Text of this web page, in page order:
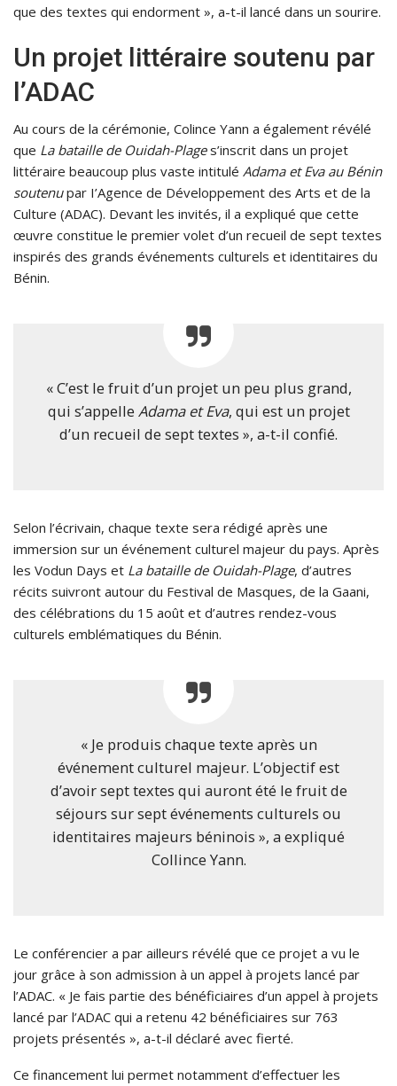
que des textes qui endorment », a-t-il lancé dans un sourire.
Un projet littéraire soutenu par
l’ADAC
Au cours de la cérémonie, Colince Yann a également révélé
que La bataille de Ouidah-Plages’inscrit dans un projet
littéraire beaucoup plus vaste intitulé Adama et Eva au Bénin
soutenupar I’Agence de Développement des Arts et de la
Culture (ADAC). Devant les invités, il a expliqué que cette
œuvre constitue le premier volet d’un recueil de sept textes
inspirés des grands événements culturels et identitaires du
Bénin.
« C’est le fruit d’un projet un peu plus grand,
qui s’appelle Adama et Eva, qui est un projet
d’un recueil de sept textes », a-t-il confié.
Selon l’écrivain, chaque texte sera rédigé après une
immersion sur un événement culturel majeur du pays. Après
les Vodun Days et La bataille de Ouidah-Plage, d’autres
récits suivront autour du Festival de Masques, de la Gaani,
des célébrations du 15 août et d’autres rendez-vous
culturels emblématiques du Bénin.
« Je produis chaque texte après un
événement culturel majeur. L’objectif est
d’avoir sept textes qui auront été le fruit de
séjours sur sept événements culturels ou
identitaires majeurs béninois », a expliqué
Collince Yann.
Le conférencier a par ailleurs révélé que ce projet a vu le
jour grâce à son admission à un appel à projets lancé par
l’ADAC. « Je fais partie des bénéficiaires d’un appel à projets
lancé par l’ADAC qui a retenu 42 bénéficiaires sur 763
projets présentés », a-t-il déclaré avec fierté.
Ce financement lui permet notamment d’effectuer les